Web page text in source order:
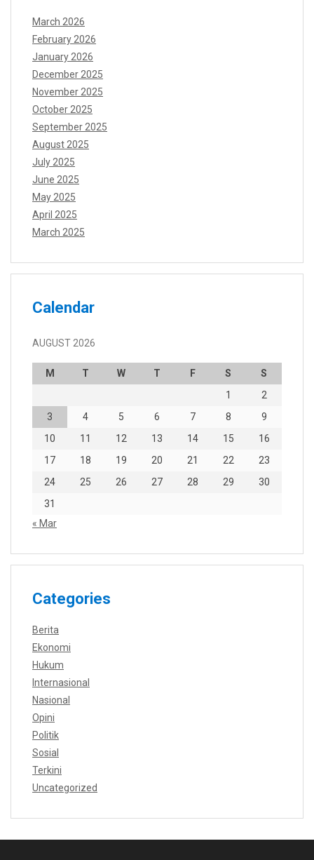
March 2026
February 2026
January 2026
December 2025
November 2025
October 2025
September 2025
August 2025
July 2025
June 2025
May 2025
April 2025
March 2025
Calendar
AUGUST 2026
M T W T F S
S
1
2
3
4 5 6 7 8
9
10
11 12 13 14 15
16
17
18 19 20 21 22
23
24
25 26 27 28 29
30
31
« Mar
Categories
Berita
Ekonomi
Hukum
Internasional
Nasional
Opini
Politik
Sosial
Terkini
Uncategorized